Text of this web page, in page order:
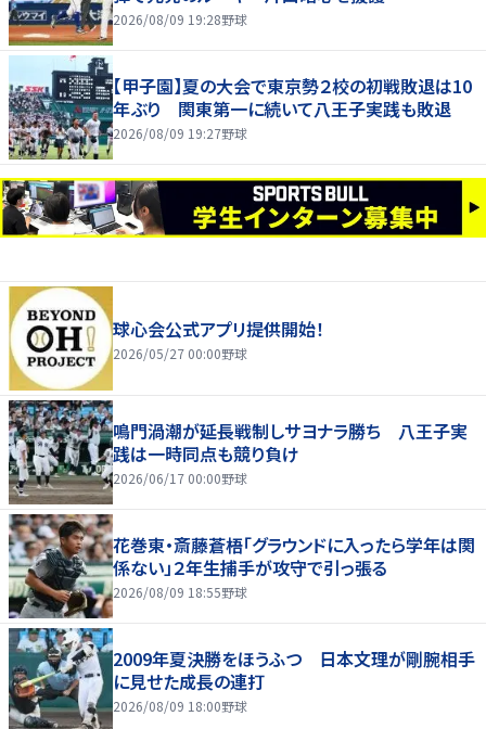
2026/08/09 19:28野球
【甲子園】夏の大会で東京勢２校の初戦敗退は10
年ぶり 関東第一に続いて八王子実践も敗退
2026/08/09 19:27野球
球心会公式アプリ提供開始！
2026/05/27 00:00野球
鳴門渦潮が延長戦制しサヨナラ勝ち 八王子実
践は一時同点も競り負け
2026/06/17 00:00野球
花巻東・斎藤蒼梧「グラウンドに入ったら学年は関
係ない」２年生捕手が攻守で引っ張る
2026/08/09 18:55野球
2009年夏決勝をほうふつ 日本文理が剛腕相手
に見せた成長の連打
2026/08/09 18:00野球